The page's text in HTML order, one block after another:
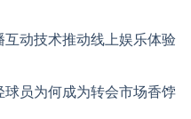
动技术推动线上娱乐体验
员为何成为转会市场香饽